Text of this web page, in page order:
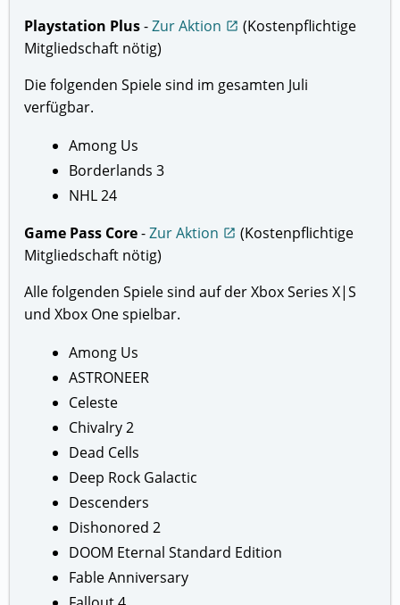
Playstation Plus-Zur Aktion open_in_new (Kostenpflichtige
Mitgliedschaft nötig)
Die folgenden Spiele sind im gesamten Juli
verfügbar.
Among Us
Borderlands 3
NHL 24
Game Pass Core-Zur Aktion open_in_new (Kostenpflichtige
Mitgliedschaft nötig)
Alle folgenden Spiele sind auf der Xbox Series X|S
und Xbox One spielbar.
Among Us
ASTRONEER
Celeste
Chivalry 2
Dead Cells
Deep Rock Galactic
Descenders
Dishonored 2
DOOM Eternal Standard Edition
Fable Anniversary